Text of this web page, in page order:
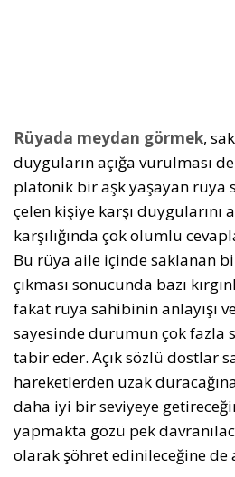
Rüyada meydan görmek,
duyguların açığa vurulması
platonik bir aşk yaşayan rüya
çelen kişiye karşı duygularını
karşılığında çok olumlu
Bu rüya aile içinde saklanan
çıkması sonucunda bazı
fakat rüya sahibinin anlayışı
sayesinde durumun çok fazla
tabir eder. Açık sözlü dostlar
hareketlerden uzak
daha iyi bir seviyeye
yapmakta gözü pek
olarak şöhret edinileceğine de